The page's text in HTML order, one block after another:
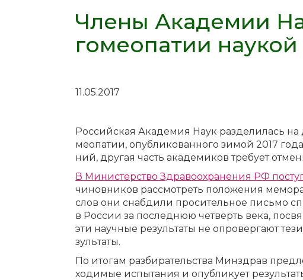
Члены Академии
гомеопатии наукой
11.05.2017
Рос­сий­ская Ака­де­мия На­ук раз­де­ли­лась
мео­па­тии, опуб­ли­ко­ван­но­го зи­мой 2017
ний, дру­гая часть ака­де­ми­ков тре­бу­ет
В Ми­ни­стер­ство Здра­во­охра­не­ния РФ
чи­нов­ни­ков рас­смот­реть по­ло­же­ния
слов они снаб­ди­ли про­си­тель­ное пись­мо
в Рос­сии за по­след­нюю чет­верть ве­ка,
эти на­уч­ные ре­зуль­та­ты не опро­вер­га­ют
зуль­та­ты.
По ито­гам раз­би­ра­тель­ства Мин­здрав
хо­ди­мые ис­пы­та­ния и опуб­ли­ку­ет